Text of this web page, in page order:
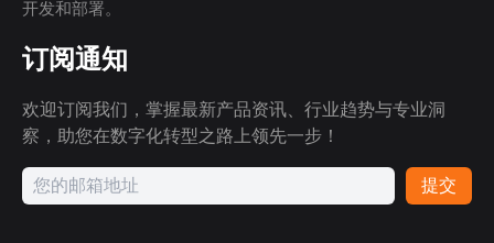
开发和部署。
订阅通知
欢迎订阅我们，掌握最新产品资讯、行业趋势与专业洞
察，助您在数字化转型之路上领先一步！
提交